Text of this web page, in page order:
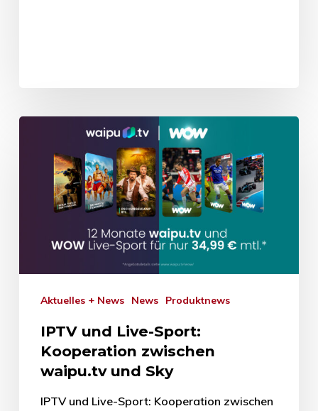
Aktuelles + News News Produktnews
IPTV und Live-Sport:
Kooperation zwischen
waipu.tv und Sky
IPTV und Live-Sport: Kooperation zwischen